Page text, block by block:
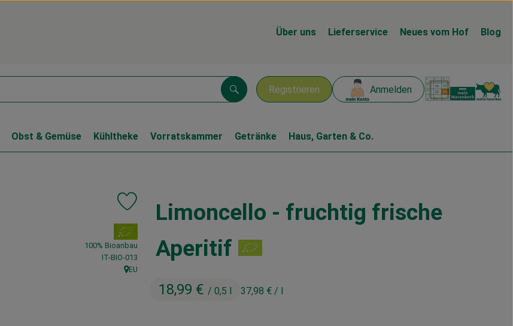
Über uns Lieferservice Neues vom Hof Blog
Registrieren Anmelden
Suchen
Obst & Gemüse Kühltheke Vorratskammer Getränke Haus, Garten & Co.
Limoncello - fruchtig frische
Aperitif
18,99 € / 0,5 l 37,98 € / l
Produkt zu Favouriten hinzufügen
, Verband:
100% Bioanbau
, Kontrollstelle:
IT-BIO-013
, Herkunft:
EU